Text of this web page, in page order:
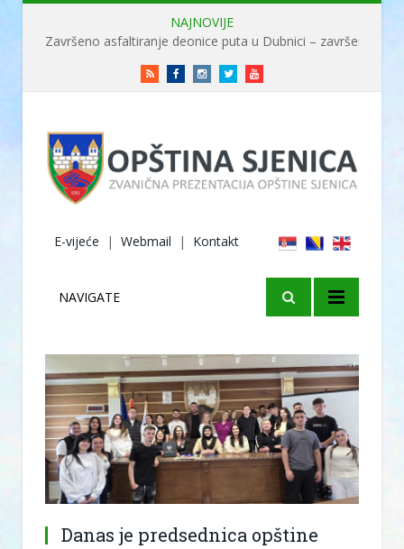
NAJNOVIJE
RSS FacebookInstagramTwitterYoutube
E-vijeće | Webmail | Kontakt
NAVIGATE
Danas je predsednica opštine